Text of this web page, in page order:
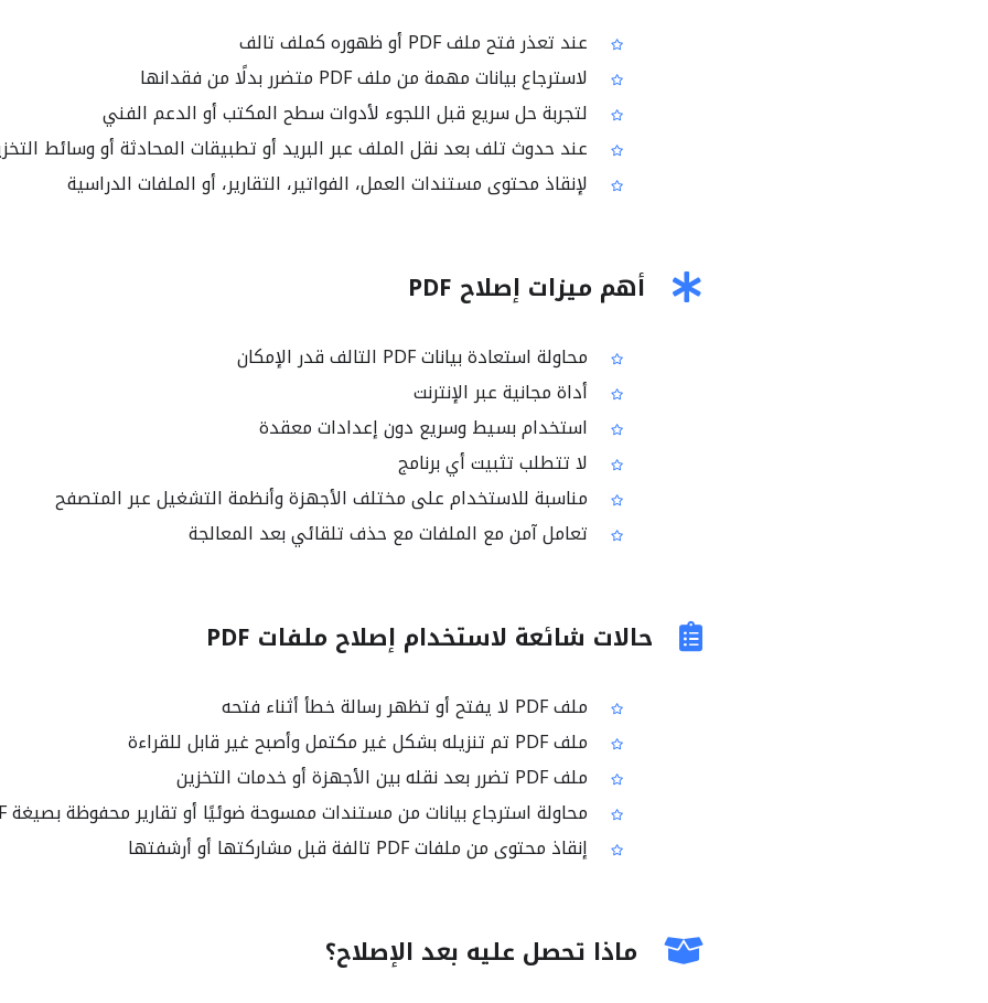
عند تعذر فتح ملف PDF أو ظهوره كملف تالف
لاسترجاع بيانات مهمة من ملف PDF متضرر بدلًا من فقدانها
لتجربة حل سريع قبل اللجوء لأدوات سطح المكتب أو الدعم الفني
عند حدوث تلف بعد نقل الملف عبر البريد أو تطبيقات المحادثة أو وسائط
لإنقاذ محتوى مستندات العمل، الفواتير، التقارير، أو الملفات الدراسية
أهم ميزات إصلاح PDF
محاولة استعادة بيانات PDF التالف قدر الإمكان
أداة مجانية عبر الإنترنت
استخدام بسيط وسريع دون إعدادات معقدة
لا تتطلب تثبيت أي برنامج
مناسبة للاستخدام على مختلف الأجهزة وأنظمة التشغيل عبر المتصفح
تعامل آمن مع الملفات مع حذف تلقائي بعد المعالجة
حالات شائعة لاستخدام إصلاح ملفات PDF
ملف PDF لا يفتح أو تظهر رسالة خطأ أثناء فتحه
ملف PDF تم تنزيله بشكل غير مكتمل وأصبح غير قابل للقراءة
ملف PDF تضرر بعد نقله بين الأجهزة أو خدمات التخزين
محاولة استرجاع بيانات من مستندات ممسوحة ضوئيًا أو تقارير محفوظة بصيغة PDF
إنقاذ محتوى من ملفات PDF تالفة قبل مشاركتها أو أرشفتها
ماذا تحصل عليه بعد الإصلاح؟